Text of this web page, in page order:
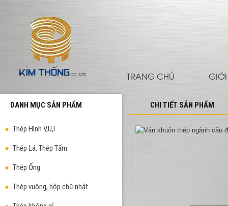
TRANG CHỦ GIỚI
DANH MỤC SẢN PHẨM
Thép Hình V,U,I
Thép Lá, Thép Tấm
Thép Ống
Thép vuông, hộp chữ nhật
CHI TIẾT SẢN PHẨM